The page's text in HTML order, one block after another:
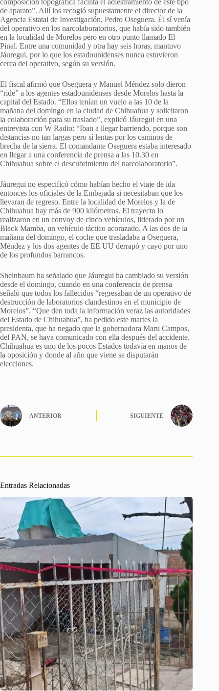
de aparato”. Allí los recogió supuestamente el director de la
Agencia Estatal de Investigación, Pedro Oseguera. Él sí venía
del operativo en los narcolaboratorios, que había sido también
en la localidad de Morelos pero en otro punto llamado El
Pinal. Entre una comunidad y otra hay seis horas, mantuvo
Jáuregui, por lo que los estadounidenses nunca estuvieron
cerca del operativo, según su versión.
El fiscal afirmó que Oseguera y Manuel Méndez solo dieron
“ride” a los agentes estadounidenses desde Morelos hasta la
capital del Estado. “Ellos tenían un vuelo a las 10 de la
mañana del domingo en la ciudad de Chihuahua y solicitaron
la colaboración para su traslado”, explicó Jáuregui en una
entrevista con W Radio: “Iban a llegar barriendo, porque son
distancias no tan largas pero sí lentas por los caminos de
brecha de la sierra. El comandante Oseguera estaba interesado
en llegar a una conferencia de prensa a las 10.30 en
Chihuahua sobre el descubrimiento del narcolaboratorio”.
Jáuregui no especificó cómo habían hecho el viaje de ida
entonces los oficiales de la Embajada si necesitaban que los
llevaran de regreso. Entre la localidad de Morelos y la de
Chihuahua hay más de 900 kilómetros. El trayecto lo
realizaron en un convoy de cinco vehículos, liderado por un
Black Mamba, un vehículo táctico acorazado. A las dos de la
mañana del domingo, el coche que trasladaba a Oseguera,
Méndez y los dos agentes de EE UU derrapó y cayó por uno
de los profundos barrancos.
Sheinbaum ha señalado que Jáuregui ha cambiado su versión
desde el domingo, cuando en una conferencia de prensa
señaló que todos los fallecidos “regresaban de un operativo de
destrucción de laboratorios clandestinos en el municipio de
Morelos”. “Que den toda la información veraz las autoridades
del Estado de Chihuahua”, ha pedido este martes la
presidenta, que ha negado que la gobernadora Maru Campos,
del PAN, se haya comunicado con ella después del accidente.
Chihuahua es uno de los pocos Estados todavía en manos de
la oposición y donde al año que viene se disputarán
elecciones.
ANTERIOR SIGUIENTE
Entradas Relacionadas